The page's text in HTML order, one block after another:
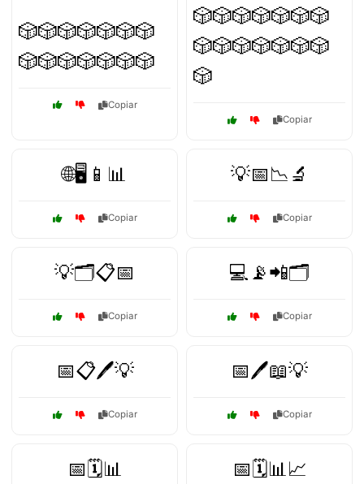
🎲🎲🎲🎲🎲🎲🎲
🎲🎲🎲🎲🎲🎲🎲
Copiar
🎲🎲🎲🎲🎲🎲🎲
🎲🎲🎲🎲🎲🎲🎲
🎲
Copiar
🌐🖥️📱📊
Copiar
💡📅📉🔬
Copiar
💡🗂️📋📅
Copiar
💻📡📲🗂️
Copiar
📅📋🖊️💡
Copiar
📅🖊️📖💡
Copiar
📅🗓️📊 📅🗓️📊📈